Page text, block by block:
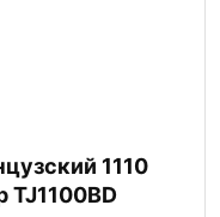
1110
TJ1100BD